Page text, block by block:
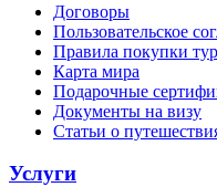
Договоры
Пользовательское
Правила покупки
Карта мира
Подарочные
Документы на визу
Статьи о
Услуги